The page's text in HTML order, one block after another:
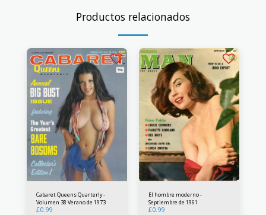
Productos relacionados
Cabaret Queens Quarterly -
Volumen 38 Verano de 1973
£0.99
El hombre moderno -
Septiembre de 1961
£0.99